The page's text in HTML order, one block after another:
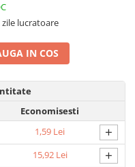
zile lucratoare
IN COS
Economisesti
1,59 Lei +
15,92 Lei +